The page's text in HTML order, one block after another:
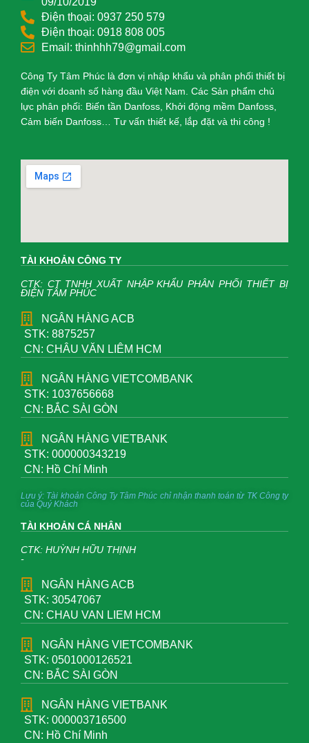
Điện thoại: 0937 250 579
Điện thoại: 0918 808 005
Email: thinhhh79@gmail.com
Công Ty Tâm Phúc là đơn vị nhập khẩu và phân phối thiết bị
điện với doanh số hàng đầu Việt Nam. Các Sản phẩm chủ
lực phân phối: Biến tần Danfoss, Khởi động mềm Danfoss,
Cảm biến Danfoss… Tư vấn thiết kế, lắp đặt và thi công !
TÀI KHOẢN CÔNG TY
CTK: CT TNHH XUẤT NHẬP KHẨU PHÂN PHỐI THIẾT BỊ
ĐIỆN TÂM PHÚC
NGÂN HÀNG ACB
STK: 8875257
CN: CHÂU VĂN LIÊM HCM
NGÂN HÀNG VIETCOMBANK
STK: 1037656668
CN: BẮC SÀI GÒN
NGÂN HÀNG VIETBANK
STK: 000000343219
CN: Hồ Chí Minh
Lưu ý: Tài khoản Công Ty Tâm Phúc chỉ nhận thanh toán từ TK Công ty
của Quý Khách
TÀI KHOẢN CÁ NHÂN
CTK: HUỲNH HỮU THỊNH
-
NGÂN HÀNG ACB
STK: 30547067
CN: CHAU VAN LIEM HCM
NGÂN HÀNG VIETCOMBANK
STK: 0501000126521
CN: BẮC SÀI GÒN
NGÂN HÀNG VIETBANK
STK: 000003716500
CN: Hồ Chí Minh